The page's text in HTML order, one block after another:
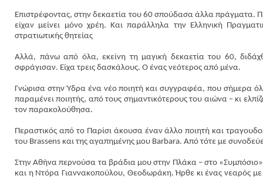
Επιστρέφοντας, στην δεκαετία του 60 σπούδασα άλλα πράγματα.
είχαν μείνει μόνο χρέη. Και παράλληλα την Ελληνική
στρατιωτικής θητείας
Αλλά, πάνω από όλα, εκείνη τη μαγική δεκαετία του 60,
σφράγισαν. Είχα τρεις δασκάλους. Ο ένας νεότερος από μένα.
Γνώρισα στην Ύδρα ένα νέο ποιητή και συγγραφέα, που σήμερα
παραμένει ποιητής, από τους σημαντικότερους του αιώνα – κι
τον παρακολούθησα.
Περαστικός από το Παρίσι άκουσα έναν άλλο ποιητή και
του Brassens και της αγαπημένης μου Barbara. Από τότε με
Στην Αθήνα περνούσα τα βράδια μου στην Πλάκα – στο
και η Ντόρα Γιαννακοπούλου, Θεοδωράκη. Ήρθε κι ένας νεαρός